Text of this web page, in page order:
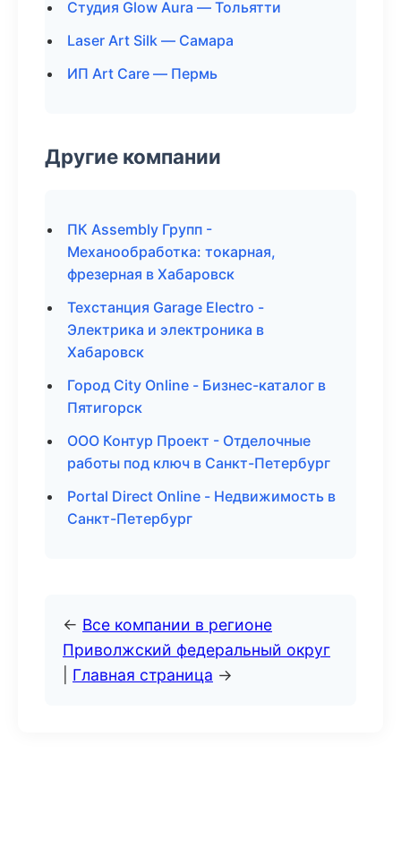
Студия Glow Aura — Тольятти
Laser Art Silk — Самара
ИП Art Care — Пермь
Другие компании
ПК Assembly Групп -
Механообработка: токарная,
фрезерная в Хабаровск
Техстанция Garage Electro -
Электрика и электроника в
Хабаровск
Город City Online - Бизнес-каталог в
Пятигорск
ООО Контур Проект - Отделочные
работы под ключ в Санкт-Петербург
Portal Direct Online - Недвижимость в
Санкт-Петербург
← Все компании в регионе
Приволжский федеральный округ
Главная страница →